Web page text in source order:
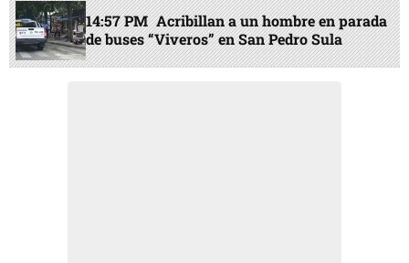
14:57 PM Acribillan a un hombre en parada
de buses “Viveros” en San Pedro Sula